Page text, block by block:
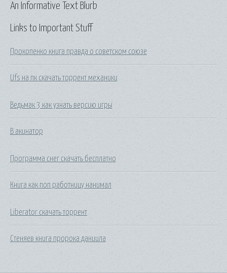
Links to Important Stuff
Прокопенко книга правда о советском союзе
Ufs на пк скачать торрент механики
Ведьмак 3 как узнать версию игры
В акинатор
Программа снег скачать бесплатно
Книга как поп работницу нанимал
Liberator скачать торрент
Стеняев книга пророка даниила
An Informative Text Blurb